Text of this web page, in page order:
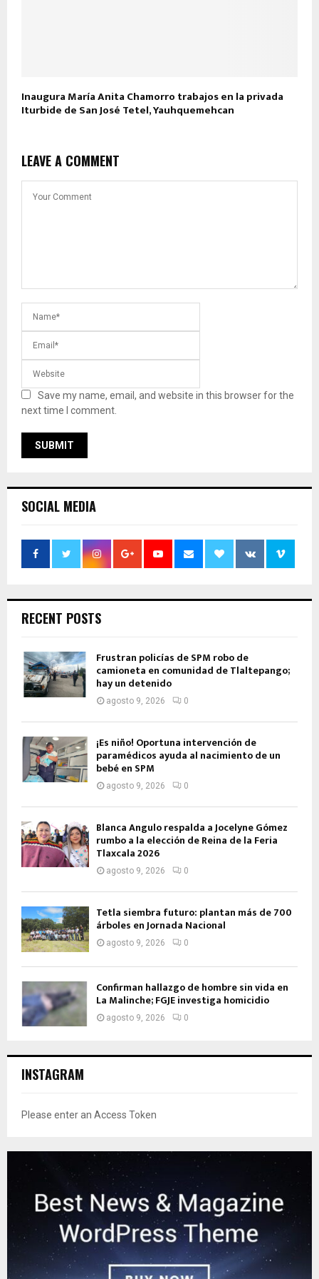
Inaugura María Anita Chamorro trabajos en la privada
Iturbide de San José Tetel, Yauhquemehcan
LEAVE A COMMENT
Save my name, email, and website in this browser for the
next time I comment.
SOCIAL MEDIA
RECENT POSTS
Frustran policías de SPM robo de
camioneta en comunidad de Tlaltepango;
hay un detenido
agosto 9, 2026 0
¡Es niño! Oportuna intervención de
paramédicos ayuda al nacimiento de un
bebé en SPM
agosto 9, 2026 0
Blanca Angulo respalda a Jocelyne Gómez
rumbo a la elección de Reina de la Feria
Tlaxcala 2026
agosto 9, 2026 0
Tetla siembra futuro: plantan más de 700
árboles en Jornada Nacional
agosto 9, 2026 0
Confirman hallazgo de hombre sin vida en
La Malinche; FGJE investiga homicidio
agosto 9, 2026 0
INSTAGRAM
Please enter an Access Token